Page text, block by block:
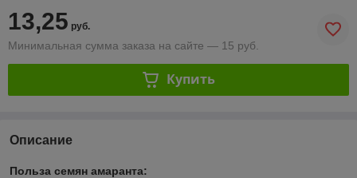
13,25 руб.
Минимальная сумма заказа на сайте — 15 руб.
Купить
Описание
Польза семян амаранта: